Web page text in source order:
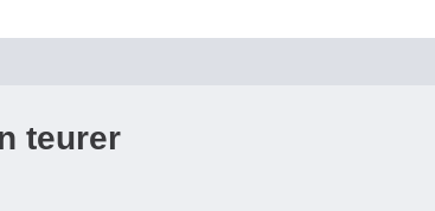
teurer